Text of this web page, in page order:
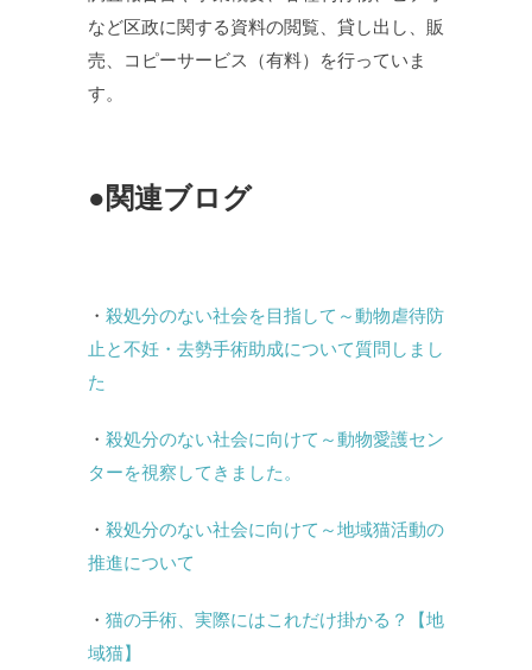
など区政に関する資料の閲覧、貸し出し、販
売、コピーサービス（有料）を行っていま
す。
●関連ブログ
・ 殺処分のない社会を目指して～動物虐待防
止と不妊・去勢手術助成について質問しまし
た
・ 殺処分のない社会に向けて～動物愛護セン
ターを視察してきました。
・ 殺処分のない社会に向けて～地域猫活動の
推進について
・ 猫の手術、実際にはこれだけ掛かる？【地
域猫】